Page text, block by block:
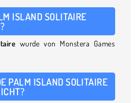
ISLAND SOLITAIRE
wurde von Monstera Games
PALM ISLAND SOLITAIRE